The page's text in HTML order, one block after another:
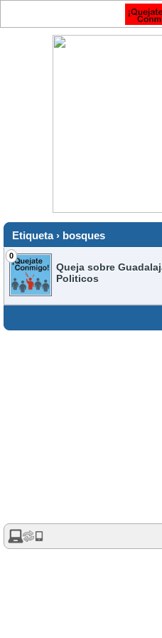
Etiqueta › bosques
0
Queja sobre
Politicos